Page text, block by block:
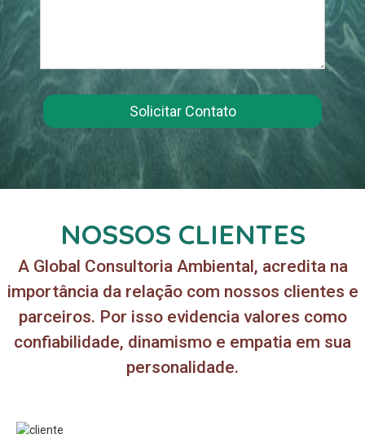
Solicitar Contato
NOSSOS CLIENTES
A Global Consultoria Ambiental, acredita na
importância da relação com nossos clientes e
parceiros. Por isso evidencia valores como
confiabilidade, dinamismo e empatia em sua
personalidade.